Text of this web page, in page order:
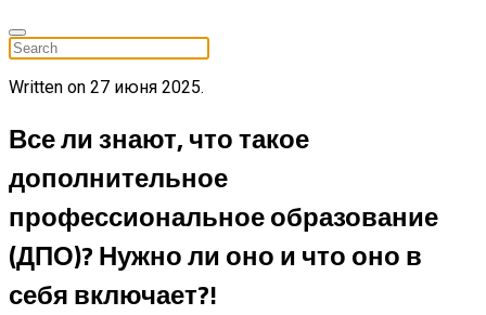
Written on 27 июня 2025.
Все ли знают, что такое
дополнительное
профессиональное образование
(ДПО)? Нужно ли оно и что оно в
себя включает?!